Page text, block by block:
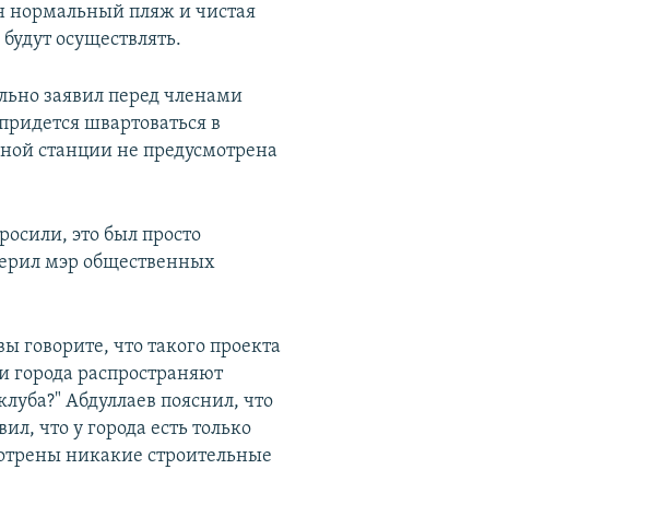
нормальный пляж и чистая
осуществлять.
заявил перед членами
швартоваться в
станции не предусмотрена
это был просто
мэр общественных
говорите, что такого проекта
города распространяют
Абдуллаев пояснил, что
что у города есть только
никакие строительные